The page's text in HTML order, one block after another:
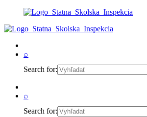
⌕
Search for:
⌕
Search for: